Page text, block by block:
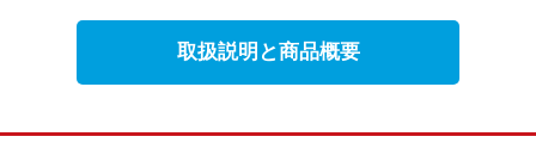
取扱説明と商品概要